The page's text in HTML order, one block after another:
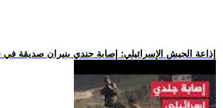
.. إذاعة الجيش الإسرائيلي: إصابة جندي بنيران صديقة في